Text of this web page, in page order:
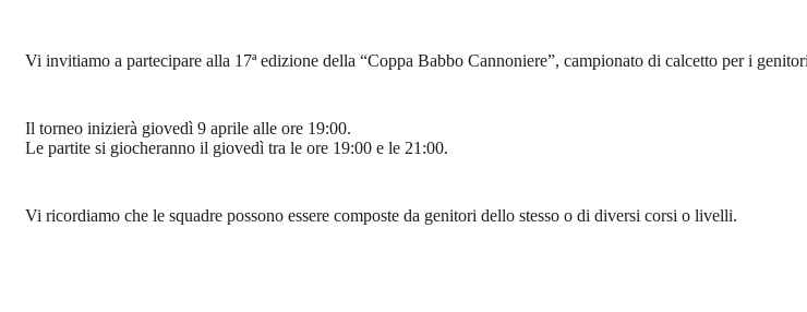
Vi invitiamo a partecipare alla 17ª edizione della “Coppa Babbo Cannoniere”, campionato di calcetto per i
Il torneo inizierà giovedì 9 aprile alle ore 19:00.
Le partite si giocheranno il giovedì tra le ore 19:00 e le 21:00.
Vi ricordiamo che le squadre possono essere composte da genitori dello stesso o di diversi corsi o livelli.